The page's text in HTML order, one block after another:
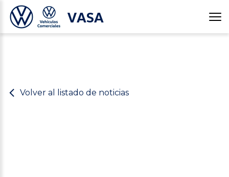
VASA
Volver al listado de noticias